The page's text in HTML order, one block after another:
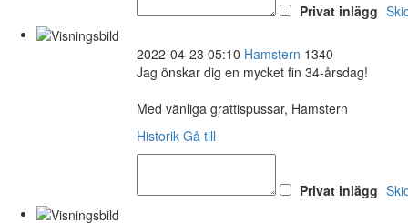
Privat inlägg
2022-04-23 05:10 Hamstern 1340
Jag önskar dig en mycket fin 34-årsdag!
Med vänliga grattispussar, Hamstern
Historik Gå till
Privat inlägg